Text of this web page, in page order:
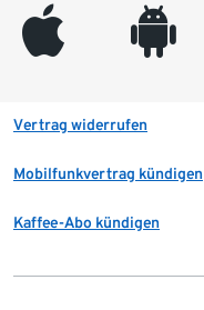
appleinc android
Vertrag widerrufen
Mobilfunkvertrag kündigen
Kaffee-Abo kündigen